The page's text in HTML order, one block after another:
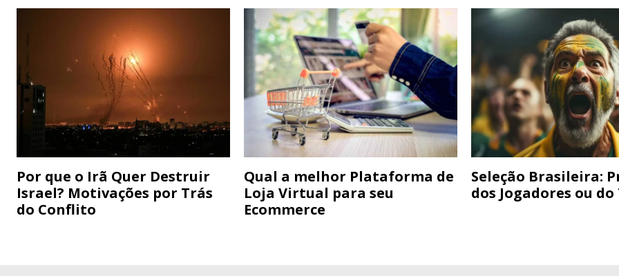
Por que o Irã Quer Destruir
Israel? Motivações por Trás
do Conflito
Qual a melhor Plataforma de
Loja Virtual para seu
Ecommerce
Seleção Brasileira:
dos Jogadores ou do